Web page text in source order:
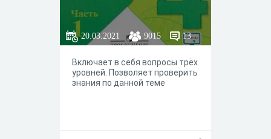
20.03.2021 9015 13
Включает в себя вопросы трёх
уровней. Позволяет проверить
знания по данной теме